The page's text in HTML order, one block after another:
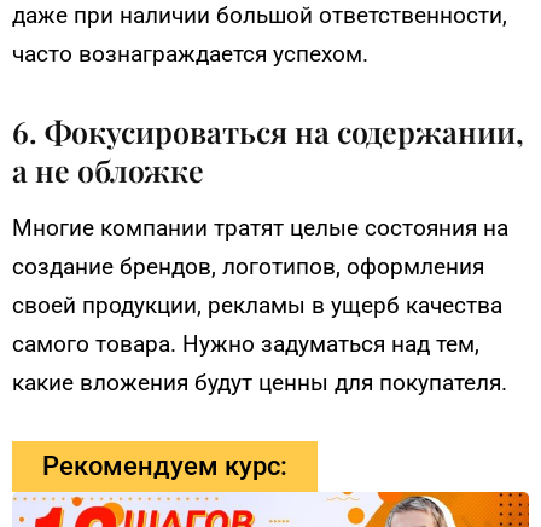
даже при наличии большой ответственности,
часто вознаграждается успехом.
6. Фокусироваться на содержании,
а не обложке
Многие компании тратят целые состояния на
создание брендов, логотипов, оформления
своей продукции, рекламы в ущерб качества
самого товара. Нужно задуматься над тем,
какие вложения будут ценны для покупателя.
Рекомендуем курс: